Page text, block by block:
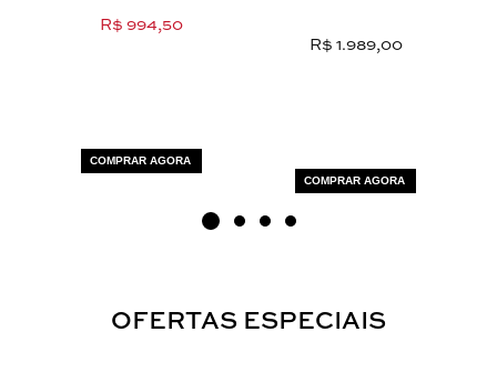
R$ 994,50
COMPRAR AGORA
R$ 1.989,00
COMPRAR AGORA
OFERTAS ESPECIAIS